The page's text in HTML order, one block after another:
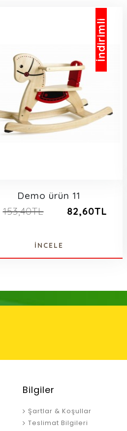
İndirimli
Demo ürün 11
153,40TL 82,60TL
İNCELE
Bilgiler
Şartlar & Koşullar
Teslimat Bilgileri